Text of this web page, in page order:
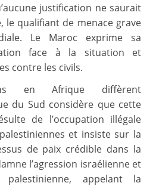
justification ne saurait
le qualifiant de menace grave
Le Maroc exprime sa
face à la situation et
contre les civils.
en Afrique diffèrent
du Sud considère que cette
de l’occupation illégale
et insiste sur la
de paix crédible dans la
l’agression israélienne et
appelant la